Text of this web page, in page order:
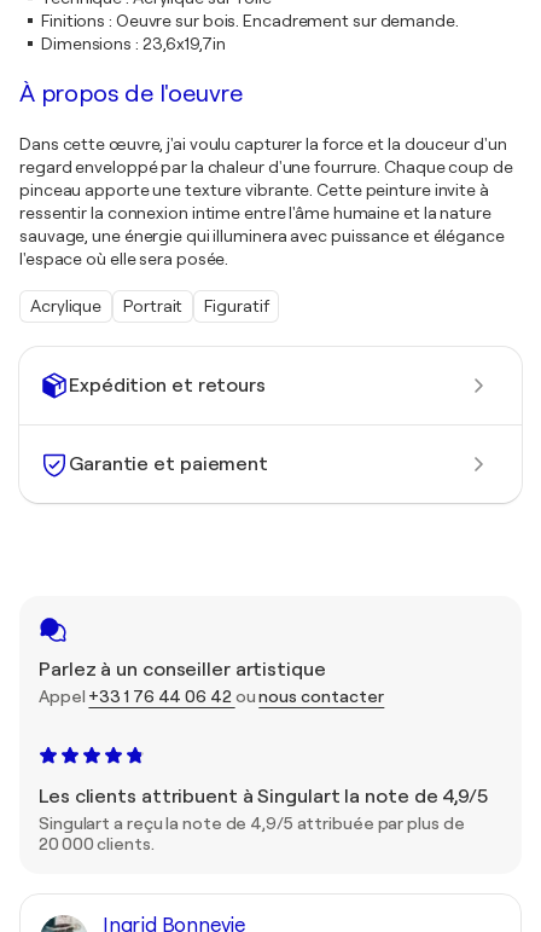
Expédition et retours
Garantie et paiement
Parlez à un conseiller artistique
Appel +33 1 76 44 06 42ounous contacter
Les clients attribuent à Singulart la note de 4,9/5
Singulart a reçu la note de 4,9/5 attribuée par plus de
20 000 clients.
Ingrid Bonnevie
Finitions : Oeuvre sur bois. Encadrement sur demande.
Dimensions : 23,6x19,7in
À propos de l'oeuvre
Dans cette œuvre, j'ai voulu capturer la force et la douceur d'un
regard enveloppé par la chaleur d'une fourrure. Chaque coup de
pinceau apporte une texture vibrante. Cette peinture invite à
ressentir la connexion intime entre l'âme humaine et la nature
sauvage, une énergie qui illuminera avec puissance et élégance
l'espace où elle sera posée.
Acrylique Portrait Figuratif